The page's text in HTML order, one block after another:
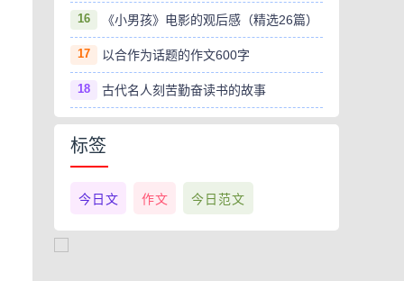
16 《小男孩》电影的观后感（精选26篇）
17 以合作为话题的作文600字
18 古代名人刻苦勤奋读书的故事
标签
今日文 作文 今日范文